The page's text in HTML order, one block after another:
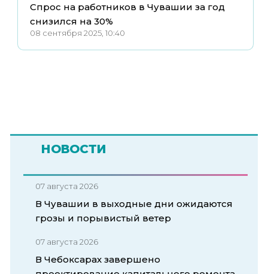
Спрос на работников в Чувашии за год
снизился на 30%
08 сентября 2025, 10:40
НОВОСТИ
07 августа 2026
В Чувашии в выходные дни ожидаются
грозы и порывистый ветер
07 августа 2026
В Чебоксарах завершено